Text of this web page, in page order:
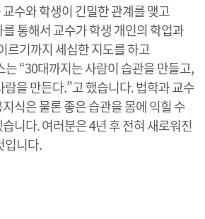
수와 학생이 긴밀한 관계를 맺고
통해서 교수가 학생 개인의 학업과
르기까지 세심한 지도를 하고
는 “30대까지는 사람이 습관을 만들고,
을 만든다.”고 했습니다. 법학과 교수
식은 물론 좋은 습관을 몸에 익힐 수
니다. 여러분은 4년 후 전혀 새로워진
입니다.